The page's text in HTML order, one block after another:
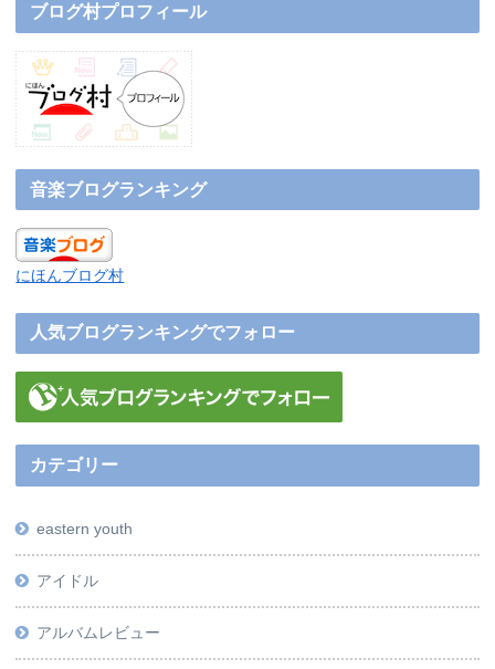
ブログ村プロフィール
音楽ブログランキング
にほんブログ村
人気ブログランキングでフォロー
カテゴリー
eastern youth
アイドル
アルバムレビュー